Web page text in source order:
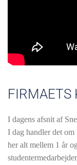
FIRMAETS
I dagens afsnit af
I dag handler det
her alt mellem 1 år